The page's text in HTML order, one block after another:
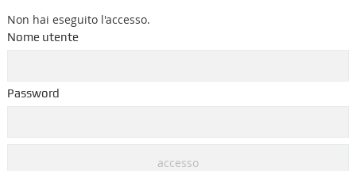
Non hai eseguito l'accesso.
Nome utente
Password